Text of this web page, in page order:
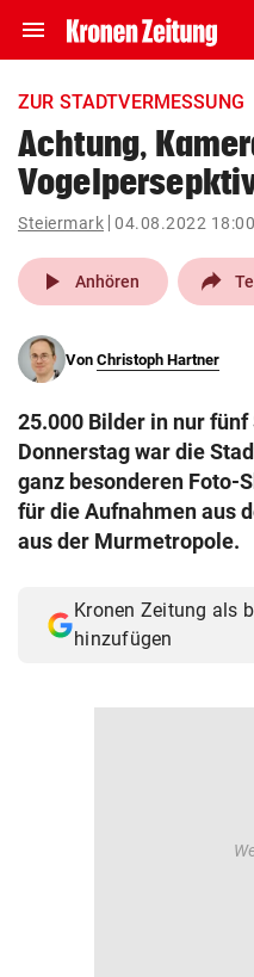
menu Navigation
ein-/ausklappen
account_circle Anmelden
pin_drop
Wien
search
eingeben
© Krone Multimedia GmbH &
ZUR STADTVERMESSUNG
Achtung,
Steiermark 04.08.2022 18:00
play_arrow Anhören
Von Christoph Hartner
25.000 Bilder in nur
Donnerstag war die
ganz besonderen Foto-
für die Aufnahmen aus
aus der Murmetropole.
Kronen Zeitung als
hinzufügen